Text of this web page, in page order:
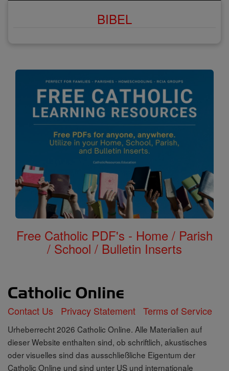
BIBEL
Free Catholic PDF's - Home / Parish
/ School / Bulletin Inserts
Contact Us Privacy Statement Terms of Service
Urheberrecht 2026 Catholic Online. Alle Materialien auf
dieser Website enthalten sind, ob schriftlich, akustisches
oder visuelles sind das ausschließliche Eigentum der
Catholic Online und sind unter US und internationale